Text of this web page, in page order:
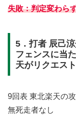
失敗：判定変わら
5．打者 辰己
フェンスに当
天がリクエスト
9回表 東北楽天の
無死走者なし